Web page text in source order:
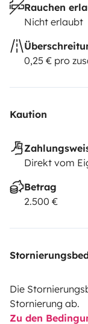
Rauchen
Nicht erlaubt
0,25 € pro
Kaution
Direkt vom
Betrag
2.500 €
Die
Stornierung ab.
Zu den